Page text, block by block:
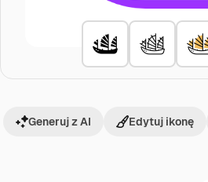
Generuj z AI Edytuj ikonę